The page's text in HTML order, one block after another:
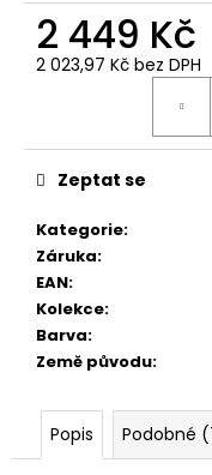
2 449 Kč
2 023,97 Kč bez DPH
Kategorie:
Záruka:
EAN:
Kolekce:
Barva:
Země původu:
Zeptat se
Popis Podobné
3966
BORN
TO
BURN
2
449
Kč